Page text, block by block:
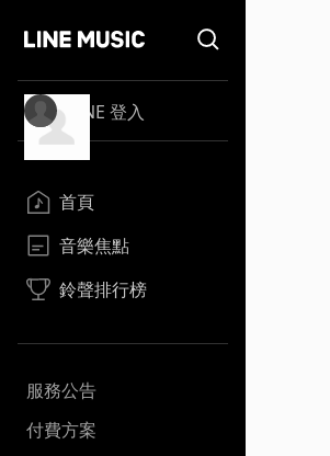
LINE 登入
首頁
音樂焦點
鈴聲排行榜
服務公告
付費方案